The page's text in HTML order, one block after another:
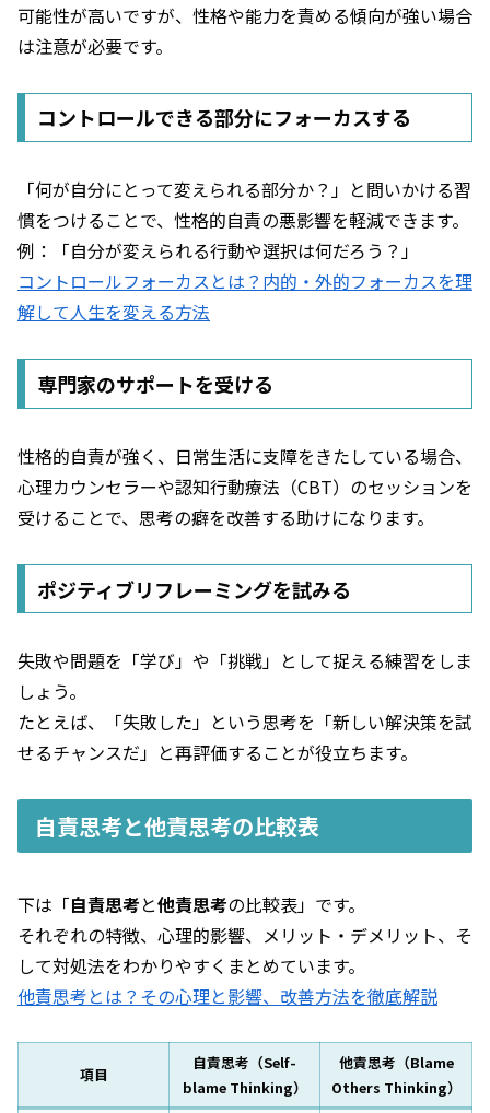
可能性が高いですが、性格や能力を責める傾向が強い場合
は注意が必要です。
コントロールできる部分にフォーカスする
「何が自分にとって変えられる部分か？」と問いかける習
慣をつけることで、性格的自責の悪影響を軽減できます。
例：「自分が変えられる行動や選択は何だろう？」
コントロールフォーカスとは？内的・外的フォーカスを理
解して人生を変える方法
専門家のサポートを受ける
性格的自責が強く、日常生活に支障をきたしている場合、
心理カウンセラーや認知行動療法（CBT）のセッションを
受けることで、思考の癖を改善する助けになります。
ポジティブリフレーミングを試みる
失敗や問題を「学び」や「挑戦」として捉える練習をしま
しょう。
たとえば、「失敗した」という思考を「新しい解決策を試
せるチャンスだ」と再評価することが役立ちます。
自責思考と他責思考の比較表
下は「自責思考と他責思考の比較表」です。
それぞれの特徴、心理的影響、メリット・デメリット、そ
して対処法をわかりやすくまとめています。
他責思考とは？その心理と影響、改善方法を徹底解説
項目
自責思考（Self-
blame Thinking）
他責思考（Blame
Others Thinking）